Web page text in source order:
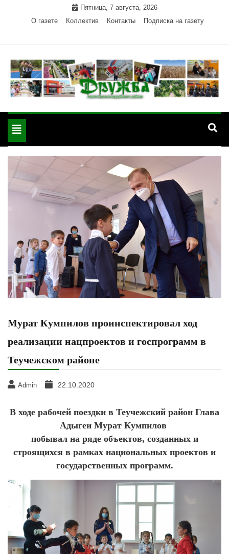
Пятница, 7 августа, 2026
О газете
Коллектив Контакты Подписка на газету
"Дружба" — газета
района РА
Красногвардейского района Республики Адыгея
Toggle
navigation
Мурат Кумпилов проинспектировал ход
реализации нацпроектов и госпрограмм в
Теучежском районе
Admin 22.10.2020
В ходе рабочей поездки в Теучежский район Глава
Адыгеи Мурат Кумпилов
побывал на ряде объектов, созданных и
строящихся в рамках национальных проектов и
государственных программ.